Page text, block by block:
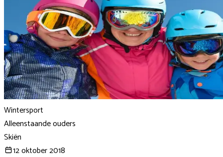
Wintersport
Alleenstaande ouders
Skiën
12 oktober 2018